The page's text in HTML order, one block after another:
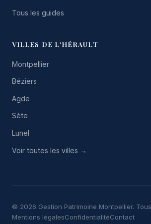
Tous les guides
VILLES DE L'HÉRAULT
Montpellier
Béziers
Agde
Sète
Lunel
Voir toutes les villes →
© 2026 Gestion Patrimoine Montpellier.
Mentions légalesConfidentialitéContact